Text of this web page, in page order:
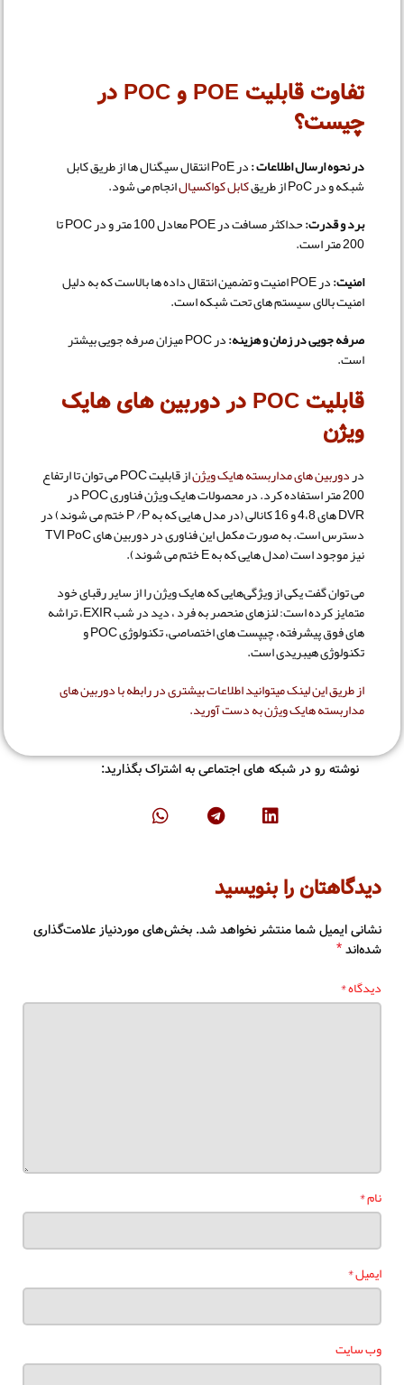
تفاوت قابلیت POE و POC در
چیست؟
در نحوه ارسال اطلاعات : در PoE انتقال سیگنال ها از طریق کابل
شبکه و در PoC از طریق کابل کواکسیالانجام می شود.
برد و قدرت:
حداکثر مسافت در POE معادل 100 متر و در POC تا
200 متر است.
امنیت:
در POE امنیت و تضمین انتقال داده ها بالاست که به دلیل
امنیت بالای سیستم های تحت شبکه است.
صرفه جویی در زمان و هزینه:
در POC میزان صرفه جویی بیشتر
است.
قابلیت POC در دوربین های هایک
ویژن
دردوربین های مداربسته هایک ویژن از قابلیت POC می توان تا ارتفاع
200 متر استفاده کرد. در محصولات هایک ویژن فناوری POC در
DVR های 4،8 و 16 کانالی (در مدل هایی که به P /P ختم می شوند) در
دسترس است. به صورت مکمل این فناوری در دوربین های TVI PoC
نیز موجود است (مدل هایی که به E ختم می شوند).
می توان گفت یکی از ویژگی‌هایی که هایک ویژن را از سایر رقبای خود
متمایز کرده است: لنزهای منحصر به فرد ، دید در شب EXIR، تراشه
های فوق پیشرفته، چیپست های اختصاصی، تکنولوژی POC و
تکنولوژی هیبریدی است.
از طریق این لینک میتوانید اطلاعات بیشتری در رابطه با دوربین های
مداربسته هایک ویژن به دست آورید.
نوشته رو در شبکه های اجتماعی به اشتراک بگذارید:
دیدگاهتان را بنویسید
نشانی ایمیل شما منتشر نخواهد شد. بخش‌های موردنیاز علامت‌گذاری
شده‌اند*
دیدگاه*
نام*
ایمیل*
وب‌ سایت